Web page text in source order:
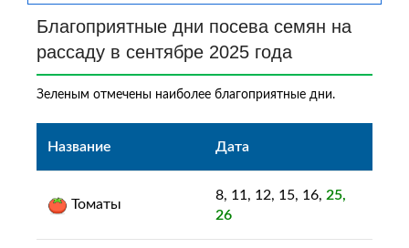
Благоприятные дни посева семян на
рассаду в сентябре 2025 года
Зеленым отмечены наиболее благоприятные дни.
Название Дата
Томаты
8, 11, 12, 15, 16, 25,
26